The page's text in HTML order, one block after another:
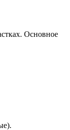
Основное